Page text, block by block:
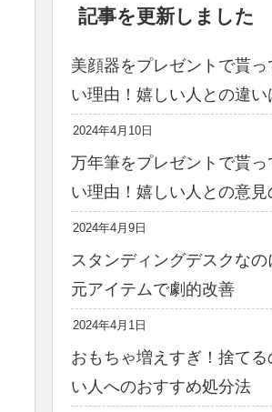
記事を更新しました
美顔器をプレゼントで貰
い理由！嬉しい人との違い
2024年4月10日
万年筆をプレゼントで貰
い理由！嬉しい人との意見
2024年4月9日
スタンディングデスクなの
元アイテムで劇的改善
2024年4月1日
おもちゃ増えすぎ！捨て
い人へのおすすめ処分法